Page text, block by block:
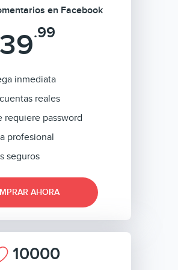
en Facebook
39.99
inmediata
reales
requiere password
profesional
seguros
AHORA
10000